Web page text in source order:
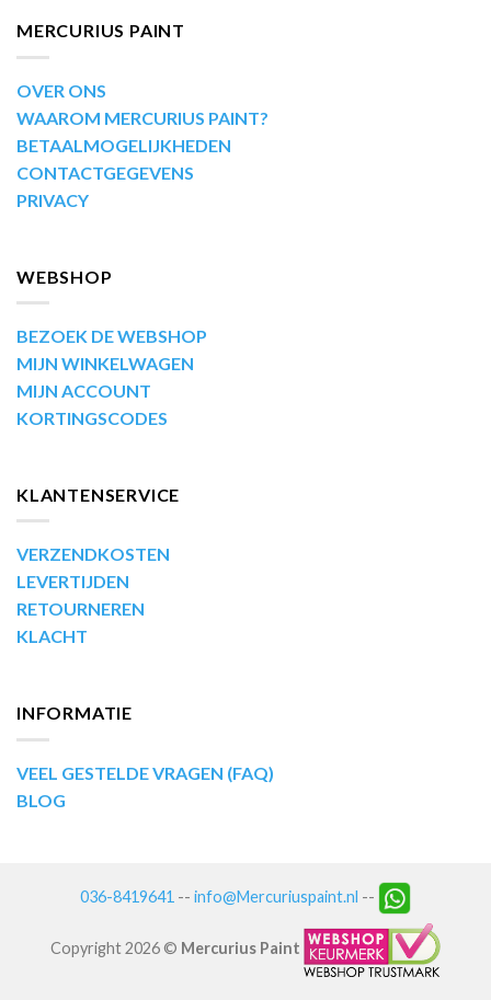
MERCURIUS PAINT
OVER ONS
WAAROM MERCURIUS PAINT?
BETAALMOGELIJKHEDEN
CONTACTGEGEVENS
PRIVACY
WEBSHOP
BEZOEK DE WEBSHOP
MIJN WINKELWAGEN
MIJN ACCOUNT
KORTINGSCODES
KLANTENSERVICE
VERZENDKOSTEN
LEVERTIJDEN
RETOURNEREN
KLACHT
INFORMATIE
VEEL GESTELDE VRAGEN (FAQ)
BLOG
036-8419641 -- info@Mercuriuspaint.nl --
Copyright 2026 © Mercurius Paint